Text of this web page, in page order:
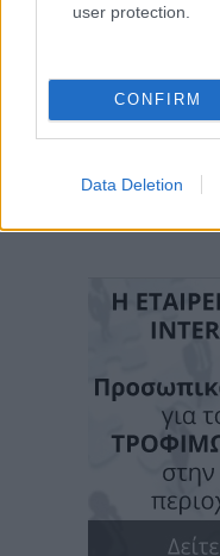
user protection.
CONFIRM
Data Deletion